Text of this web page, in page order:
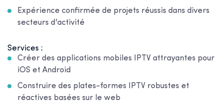
Expérience confirmée de projets réussis dans divers
secteurs d'activité
Services :
Créer des applications mobiles IPTV attrayantes pour
iOS et Android
Construire des plates-formes IPTV robustes et
réactives basées sur le web